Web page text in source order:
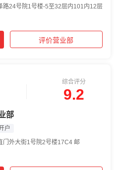
路24号院1号楼-5至32层内101内12层
评价营业部
综合评分
9.2
部
户
门外大街1号院2号楼17C4 邮